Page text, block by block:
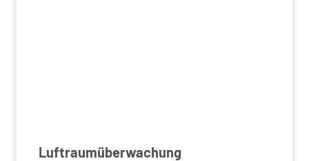
Luftraumüberwachung